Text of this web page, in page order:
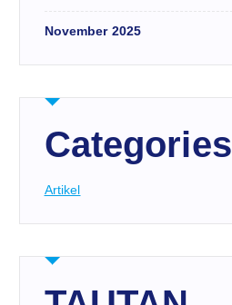
November 2025
Categories
Artikel